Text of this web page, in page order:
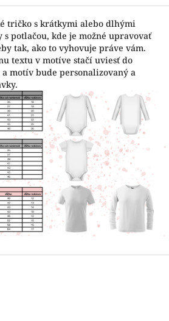
tričko s krátkymi alebo dlhými
potlačou, kde je možné upravovať
tak, ako to vyhovuje práve vám.
textu v motíve stačí uviesť do
motív bude personalizovaný a